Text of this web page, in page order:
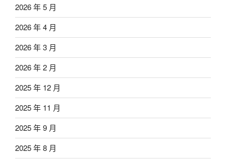
2026 年 5 月
2026 年 4 月
2026 年 3 月
2026 年 2 月
2025 年 12 月
2025 年 11 月
2025 年 9 月
2025 年 8 月